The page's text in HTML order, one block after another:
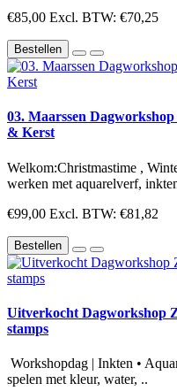
€85,00 Excl. BTW: €70,25
Bestellen
03. Maarssen
& Kerst
Welkom:Christmastime ,
werken met aquarelverf,
€99,00 Excl. BTW: €81,82
Bestellen
Uitverkocht Dagworkshop
stamps
Workshopdag | Inkten •
spelen met kleur, water, ..